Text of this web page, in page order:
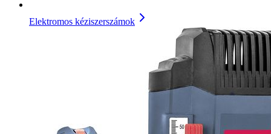
Elektromos kéziszerszámok